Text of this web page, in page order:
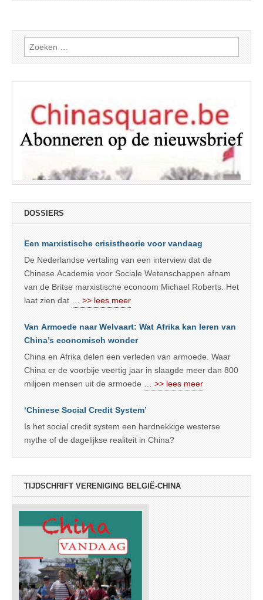
Zoeken
naar:
DOSSIERS
Een marxistische crisistheorie voor vandaag
De Nederlandse vertaling van een interview dat de
Chinese Academie voor Sociale Wetenschappen afnam
van de Britse marxistische econoom Michael Roberts. Het
laat zien dat
… >> lees meer
Van Armoede naar Welvaart: Wat Afrika kan leren van
China’s economisch wonder
China en Afrika delen een verleden van armoede. Waar
China er de voorbije veertig jaar in slaagde meer dan 800
miljoen mensen uit de armoede
… >> lees meer
‘Chinese Social Credit System’
Is het social credit system een hardnekkige westerse
mythe of de dagelijkse realiteit in China?
TIJDSCHRIFT VERENIGING BELGIË-CHINA